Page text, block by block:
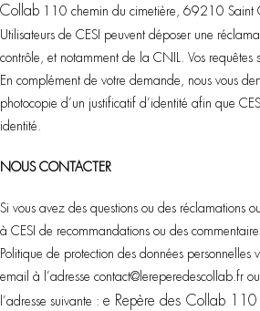
Collab 110 chemin du cimetière, 69210 Saint
Utilisateurs de CESI peuvent déposer une
contrôle, et notamment de la CNIL. Vos requêtes
En complément de votre demande, nous vous
photocopie d’un justificatif d’identité afin que
identité.
NOUS CONTACTER
Si vous avez des questions ou des réclamations
à CESI de recommandations ou des
Politique de protection des données personnelles
email à l’adresse contact@lereperedescollab.fr
l’adresse suivante : e Repère des Collab 110